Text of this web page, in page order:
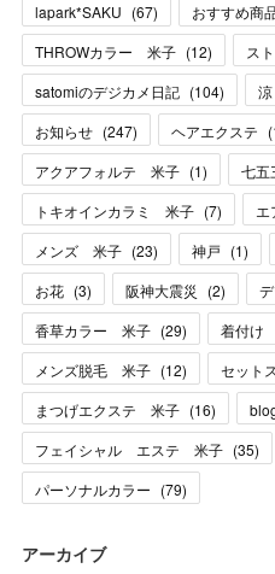
lapark*SAKU (67) おすすめ商
THROWカラー 米子 (12) ス
satomiのデジカメ日記 (104) 涼
お知らせ (247) ヘアエクステ (
アクアフォルテ 米子 (1) 七
トキオインカラミ 米子 (7) エ
メンズ 米子 (23) 神戸 (1)
お花 (3) 阪神大震災 (2)
香草カラー 米子 (29) 着付け
メンズ脱毛 米子 (12) セット
まつげエクステ 米子 (16)
フェイシャル エステ 米子 (35)
パーソナルカラー (79)
アーカイブ